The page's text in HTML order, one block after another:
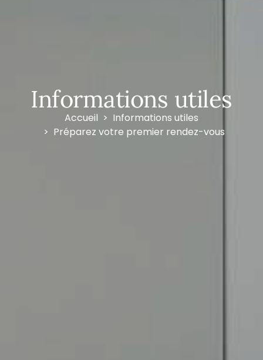
Informations utiles
Accueil
Informations utiles
Préparez votre premier rendez-vous